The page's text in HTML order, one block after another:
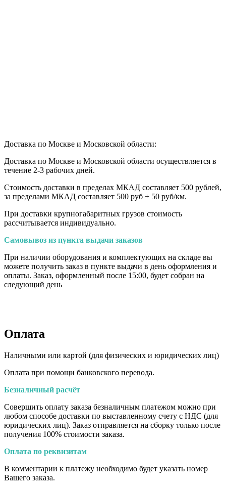
Доставка по Москве и Московской области:
Доставка по Москве и Московской области осуществляется в
течение 2-3 рабочих дней.
Стоимость доставки в пределах МКАД составляет 500 рублей,
за пределами МКАД составляет 500 руб + 50 руб/км.
При доставки крупногабаритных грузов стоимость
рассчитывается индивидуально.
Самовывоз из пункта выдачи заказов
При наличии оборудования и комплектующих на складе вы
можете получить заказ в пункте выдачи в день оформления и
оплаты. Заказ, оформленный после 15:00, будет собран на
следующий день
Оплата
Наличными или картой (для физических и юридических лиц)
Оплата при помощи банковского перевода.
Безналичный расчёт
Совершить оплату заказа безналичным платежом можно при
любом способе доставки по выставленному счету с НДС (для
юридических лиц). Заказ отправляется на сборку только после
получения 100% стоимости заказа.
Оплата по реквизитам
В комментарии к платежу необходимо будет указать номер
Вашего заказа.